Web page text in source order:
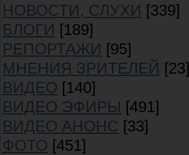
НОВОСТИ, СЛУХИ [339]
БЛОГИ [189]
РЕПОРТАЖИ [95]
МНЕНИЯ ЗРИТЕЛЕЙ [23]
ВИДЕО [140]
ВИДЕО ЭФИРЫ [491]
ВИДЕО АНОНС [33]
ФОТО [451]